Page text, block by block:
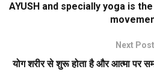
AYUSH and specially yoga is
Next Post
योग शरीर से शुरू होता है और आत्मा पर